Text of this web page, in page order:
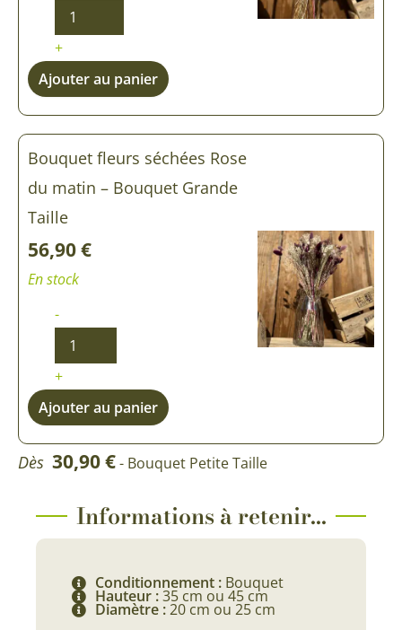
+
Ajouter au panier
Bouquet fleurs séchées Rose
du matin – Bouquet Grande
Taille
56,90€
En stock
-
+
Ajouter au panier
Dès 30,90€- Bouquet Petite Taille
Informations à retenir...
Conditionnement : Bouquet
Hauteur :35 cm ou 45 cm
Diamètre :20 cm ou 25 cm